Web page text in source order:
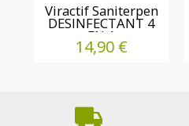
Viractif Saniterpen
DESINFECTANT 4
EN 1
14,90 €